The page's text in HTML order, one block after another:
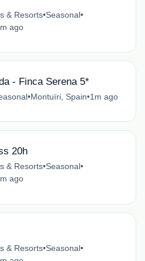
& Resorts•Seasonal•
ago
- Finca Serena 5*
•Montuïri, Spain•1m ago
20h
& Resorts•Seasonal•
ago
& Resorts•Seasonal•